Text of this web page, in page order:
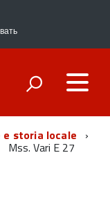
e storia locale
Mss. Vari E 27